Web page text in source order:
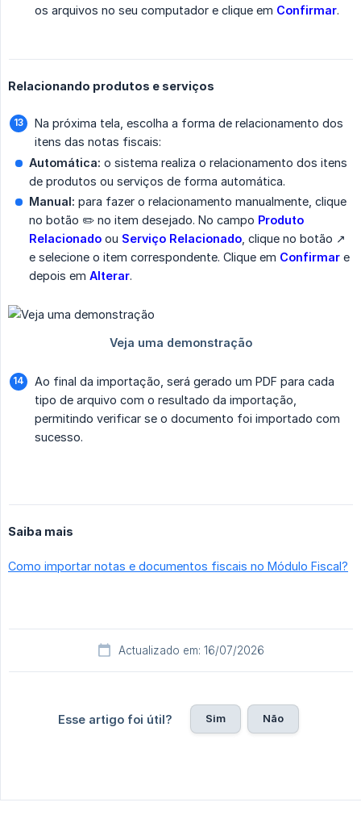
os arquivos no seu computador e clique em Confirmar.
Relacionando produtos e serviços
Na próxima tela, escolha a forma de relacionamento dos
itens das notas fiscais:
Automática: o sistema realiza o relacionamento dos itens
de produtos ou serviços de forma automática.
Manual: para fazer o relacionamento manualmente, clique
no botão ✏️ no item desejado. No campo Produto
Relacionado ou Serviço Relacionado , clique no botão ↗️
e selecione o item correspondente. Clique em Confirmar e
depois em Alterar.
Ao final da importação, será gerado um PDF para cada
tipo de arquivo com o resultado da importação,
permitindo verificar se o documento foi importado com
sucesso.
Saiba mais
Como importar notas e documentos fiscais no Módulo Fiscal?
Actualizado em: 16/07/2026
Esse artigo foi útil? Sim Não